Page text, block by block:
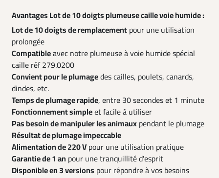
Avantages Lot de 10 doigts plumeuse caille voie humide :
Lot de 10 doigts de remplacement pour une utilisation
prolongée
Compatibleavec notre plumeuse à voie humide spécial
caille réf 279.0200
Convient pour le plumagedes cailles, poulets, canards,
dindes, etc.
Temps de plumage rapide, entre 30 secondes et 1 minute
Fonctionnement simpleet facile à utiliser
Pas besoin de manipuler les animaux pendant le plumage
Résultat de plumage impeccable
Alimentation de 220 V pour une utilisation pratique
Garantie de 1 an pour une tranquillité d'esprit
Disponible en 3 versions pour répondre à vos besoins